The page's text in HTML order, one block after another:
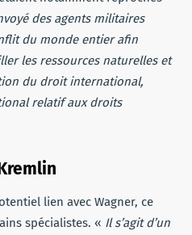
des agents militaires
du monde entier afin
les ressources naturelles et
du droit international,
relatif aux droits
lien avec Wagner, ce
spécialistes. « Il s’agit d’un